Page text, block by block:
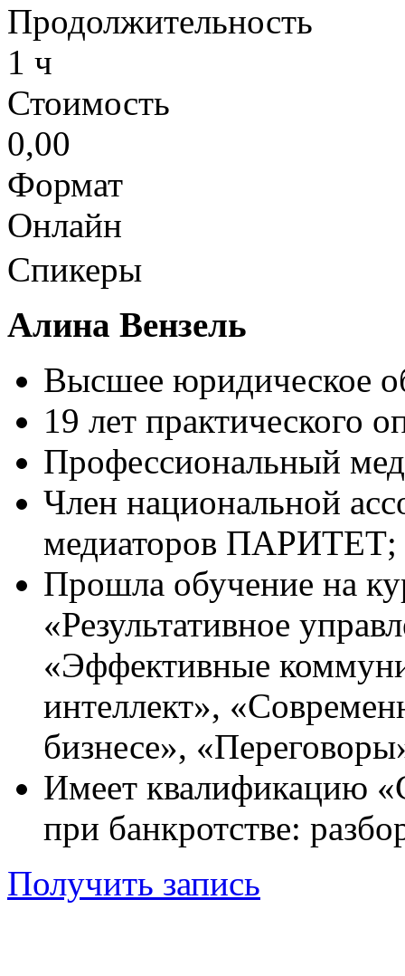
Продолжительность
1 ч
Стоимость
0,00
Формат
Онлайн
Спикеры
Алина Вензель
Высшее юридическое
19 лет практического
Профессиональный
Член национальной
медиаторов ПАРИТЕТ;
Прошла обучение на
«Результативное
«Эффективные
интеллект»,
бизнесе»,
Имеет квалификацию
при банкротстве:
Получить запись